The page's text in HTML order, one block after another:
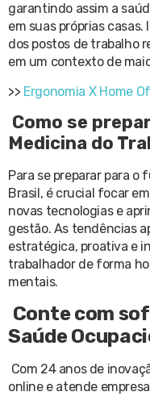
garantindo assim a
em suas próprias
dos postos de trabalho
em um contexto de
>> Ergonomia X Home
Como se
Medicina do
Para se preparar para
Brasil, é crucial focar
novas tecnologias e
gestão. As tendências
estratégica, proativa e
trabalhador de forma
mentais.
Conte com
Saúde
Com 24 anos de
online e atende